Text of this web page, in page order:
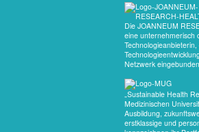
Die JOANNEUM
eine unternehmerisch
Netzwerk
„Sustainable Health
Medizinischen
Ausbildung,
erstklassige und